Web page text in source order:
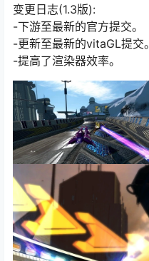
变更日志(1.3版):
-下游至最新的官方提交。
-更新至最新的vitaGL提交。
-提高了渲染器效率。